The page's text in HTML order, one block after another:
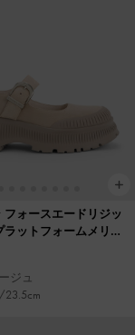
フォースエードリジッ
ラットフォームメリー
ジュ
23.5cm